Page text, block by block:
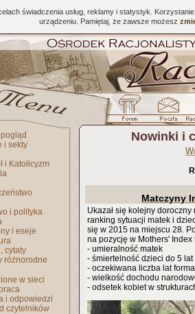
świadczenia usług, reklamy i statystyk.
urządzeniu. Pamiętaj, że zawsze możesz
i sekty
i Katolicyzm
i polityka
i eseje
cytaty
różnorodne
w sieci
i odpowiedzi
czytelników
Nowinki i
Matczyny
Ukazał się kolejny
ranking sytuacji matek i
się w 2015 na miejscu 28.
na pozycję w Mothers' Index
- umieralność matek
- śmiertelność dzieci do 5 lat
- oczekiwana liczba lat
- wielkość dochodu
- odsetek kobiet w